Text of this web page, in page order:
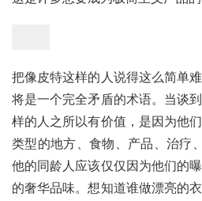
把像皮特这样的人说得这么简单
将是一个完全矛盾的术语。当谈
样的人之所以有价值，是因为他
类型的地方、食物、产品、治疗
他的同龄人应该仅仅因为他们的
的奢华品味。想知道谁做漂亮的